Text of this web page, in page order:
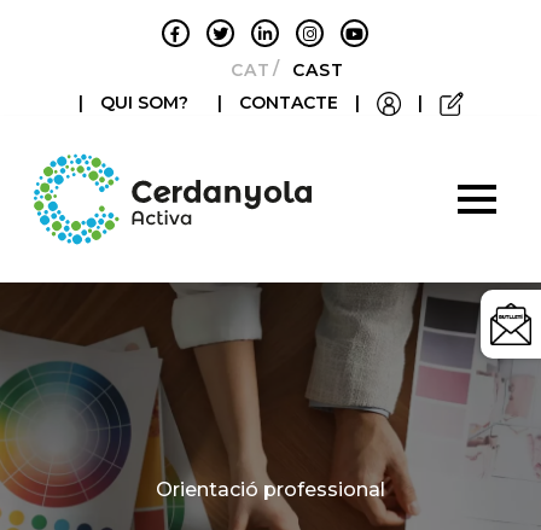
CATALÀCASTELLANO
|
QUI SOM? | CONTACTE | |
Categories
Orientació professional